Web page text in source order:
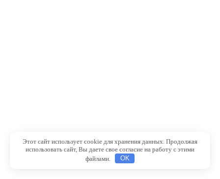
Этот сайт использует cookie для хранения данных. Продолжая
использовать сайт, Вы даете свое согласие на работу с этими
файлами.
OK